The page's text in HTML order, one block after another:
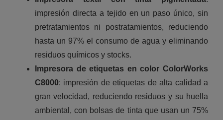
impresión directa a tejido en un paso único, sin
pretratamientos ni postratamientos, reduciendo
hasta un 97% el consumo de agua y eliminando
residuos químicos y stocks.
Impresora de etiquetas en color ColorWorks
C8000: impresión de etiquetas de alta calidad a
gran velocidad, reduciendo residuos y su huella
ambiental, con bolsas de tinta que usan un 75%